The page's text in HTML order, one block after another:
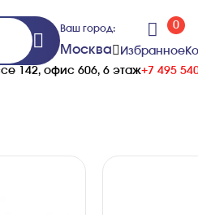
Ваш город:
Москва
0
Избранное
142, офис 606, 6 этаж+7 495